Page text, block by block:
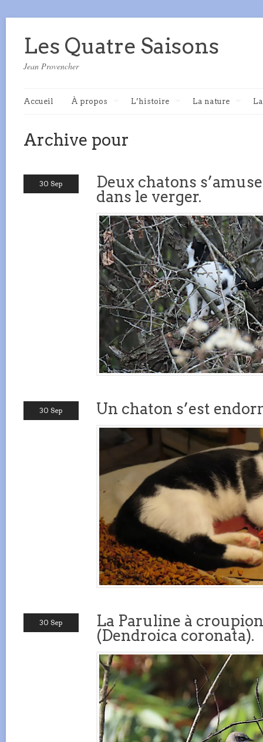
Les Quatre Saisons
Jean Provencher
Accueil À propos L’histoire La nature
Archive pour
30 Sep
Deux chatons
dans le verger.
30 Sep Un chaton s’est
30 Sep
La Paruline à
(Dendroica coronata).